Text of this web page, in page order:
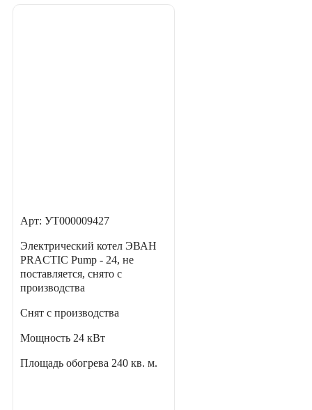
Арт: УТ000009427
Электрический котел ЭВАН
PRACTIC Pump - 24, не
поставляется, снято с
производства
Снят с производства
Мощность 24 кВт
Площадь обогрева 240 кв. м.